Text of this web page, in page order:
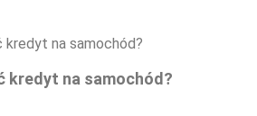
kredyt na samochód?